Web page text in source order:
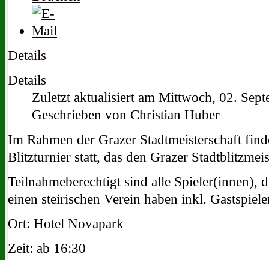
Details
Details
Zuletzt aktualisiert am Mittwoch, 02.
Geschrieben von Christian Huber
Im Rahmen der Grazer Stadtmeisterschaft
Blitzturnier statt, das den Grazer
Teilnahmeberechtigt sind alle Spieler(innen),
einen steirischen Verein haben inkl.
Ort: Hotel Novapark
Zeit: ab 16:30